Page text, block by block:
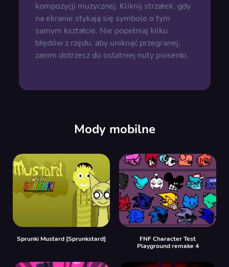
kompozycji muzycznej. Kliknij strzałek, gdy
na ekranie stykają się symbole o tym
samym kształcie. Nie popełniaj kilku
błędów z rzędu, aby uniknąć przegranej,
zanim dotrzesz do ostatniej nuty piosenki.
Mody mobilne
Sprunki Mustard [Sprunkstard]
FNF Character Test
Playground remake 4